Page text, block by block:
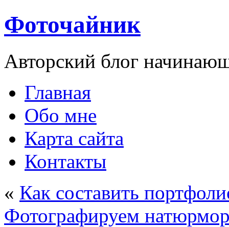
Фоточайник
Авторский блог
Главная
Обо мне
Карта сайта
Контакты
« Как составить
Фотографируем